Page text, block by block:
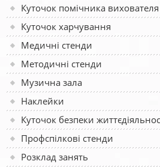
Куточок помічника вихователя
Куточок харчування
Медичні стенди
Методичні стенди
Музична зала
Наклейки
Куточок безпеки
Профспілкові стенди
Розклад занять